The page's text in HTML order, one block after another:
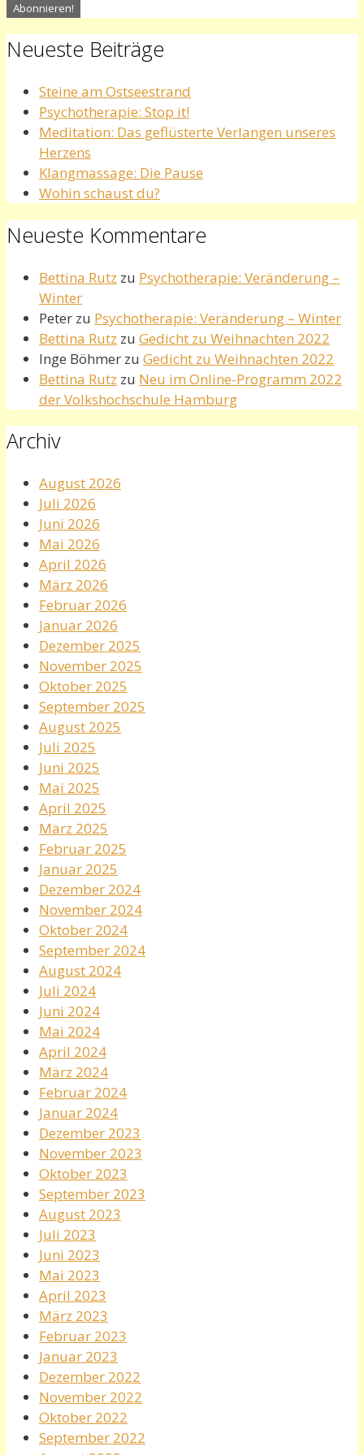
Neueste Beiträge
Steine am Ostseestrand
Psychotherapie: Stop it!
Meditation: Das geflüsterte Verlangen unseres
Herzens
Klangmassage: Die Pause
Wohin schaust du?
Neueste Kommentare
Bettina Rutz zu Psychotherapie: Veränderung –
Winter
Peter zu Psychotherapie: Veränderung – Winter
Bettina Rutz zu Gedicht zu Weihnachten 2022
Inge Böhmer zu Gedicht zu Weihnachten 2022
Bettina Rutz zu Neu im Online-Programm 2022
der Volkshochschule Hamburg
Archiv
August 2026
Juli 2026
Juni 2026
Mai 2026
April 2026
März 2026
Februar 2026
Januar 2026
Dezember 2025
November 2025
Oktober 2025
September 2025
August 2025
Juli 2025
Juni 2025
Mai 2025
April 2025
März 2025
Februar 2025
Januar 2025
Dezember 2024
November 2024
Oktober 2024
September 2024
August 2024
Juli 2024
Juni 2024
Mai 2024
April 2024
März 2024
Februar 2024
Januar 2024
Dezember 2023
November 2023
Oktober 2023
September 2023
August 2023
Juli 2023
Juni 2023
Mai 2023
April 2023
März 2023
Februar 2023
Januar 2023
Dezember 2022
November 2022
Oktober 2022
September 2022